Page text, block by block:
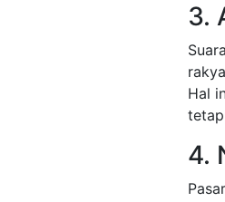
3.
Hal
4.